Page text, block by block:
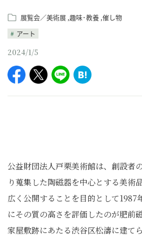
展覧会／美術展 趣味･教養 催し物
アート
2024/1/5
公益財団法人戸栗美術館は、創設者
り蒐集した陶磁器を中心とする美術
広く公開することを目的として1987
にその質の高さを評価したのが肥前
家屋敷跡にあたる渋谷区松濤に建て